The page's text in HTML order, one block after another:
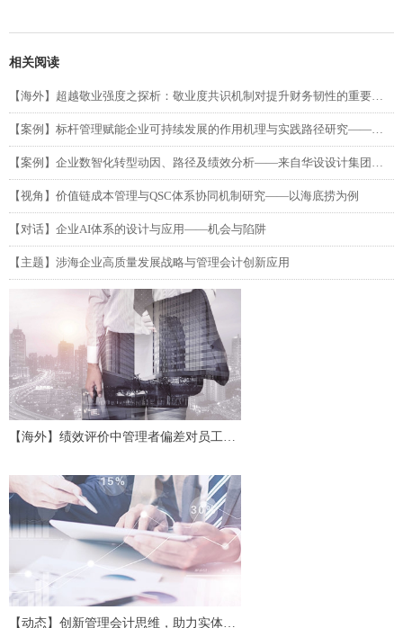
【海外】绩效评价中管理者偏差对员工努
【动态】创新管理会计思维，助力实体经
相关阅读
【海外】超越敬业强度之探析：敬业度共识机制对提升财务韧性的重要性（第二部分）
【案例】标杆管理赋能企业可持续发展的作用机理与实践路径研究——以吉利汽车为例
【案例】企业数智化转型动因、路径及绩效分析——来自华设设计集团的单案例研究
【视角】价值链成本管理与QSC体系协同机制研究——以海底捞为例
【对话】企业AI体系的设计与应用——机会与陷阱
【主题】涉海企业高质量发展战略与管理会计创新应用